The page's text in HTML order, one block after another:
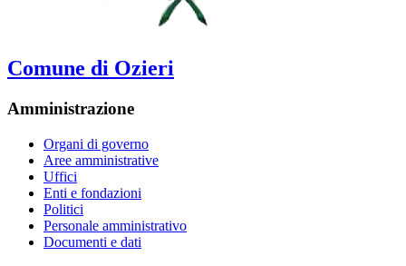
Comune di Ozieri
Amministrazione
Organi di governo
Aree amministrative
Uffici
Enti e fondazioni
Politici
Personale amministrativo
Documenti e dati